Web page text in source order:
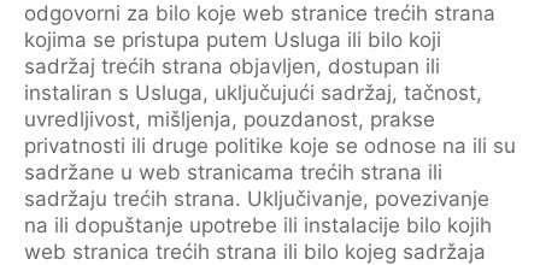
odgovorni za bilo koje web stranice trećih strana
kojima se pristupa putem Usluga ili bilo koji
sadržaj trećih strana objavljen, dostupan ili
instaliran s Usluga, uključujući sadržaj, tačnost,
uvredljivost, mišljenja, pouzdanost, prakse
privatnosti ili druge politike koje se odnose na ili su
sadržane u web stranicama trećih strana ili
sadržaju trećih strana. Uključivanje, povezivanje
na ili dopuštanje upotrebe ili instalacije bilo kojih
web stranica trećih strana ili bilo kojeg sadržaja